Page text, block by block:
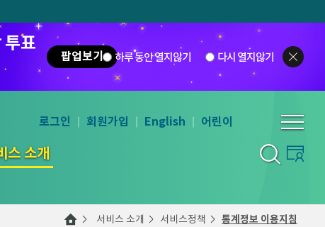
표
팝업보기 하루 동안 열지않기 다시 열지않기
스 소개
로그인 회원가입 English 어린이
서비스 소개 서비스정책 통계정보 이용지침